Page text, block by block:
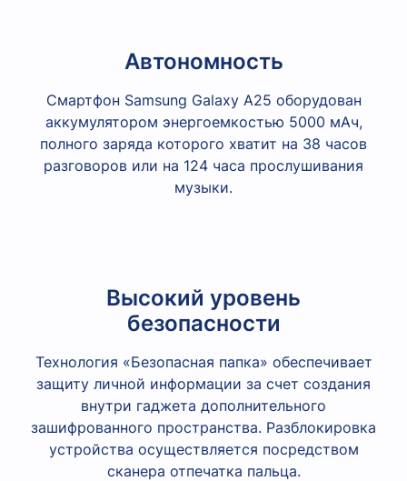
Автономность
Смартфон Samsung Galaxy A25 оборудован
аккумулятором энергоемкостью 5000 мАч,
полного заряда которого хватит на 38 часов
разговоров или на 124 часа прослушивания
музыки.
Высокий уровень
безопасности
Технология «Безопасная папка» обеспечивает
защиту личной информации за счет создания
внутри гаджета дополнительного
зашифрованного пространства. Разблокировка
устройства осуществляется посредством
сканера отпечатка пальца.